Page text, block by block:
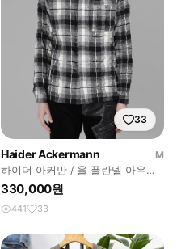
33
Haider Ackermann
M
하이더 아커만 / 울 플란넬 아우터
셔츠 / M
330,000원
441 33